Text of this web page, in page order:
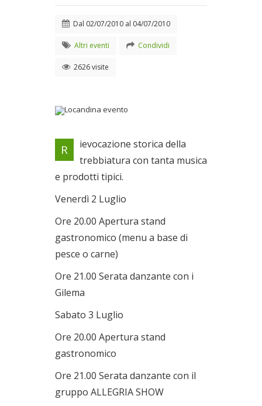
Dal 02/07/2010 al 04/07/2010
Altri eventi Condividi
2626 visite
Locandina evento
Dal 02/07/2010 al
04/07/2010
R
ievocazione storica della
trebbiatura con tanta musica
e prodotti tipici.
Venerdì 2 Luglio
Ore 20.00 Apertura stand
gastronomico (menu a base di
pesce o carne)
Ore 21.00 Serata danzante con i
Gilema
Sabato 3 Luglio
Ore 20.00 Apertura stand
gastronomico
Ore 21.00 Serata danzante con il
gruppo ALLEGRIA SHOW